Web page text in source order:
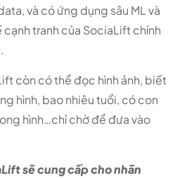
và có ứng dụng sâu ML và
cạnh tranh của SociaLift chính
còn có thể đọc hình ảnh, biết
hình, bao nhiêu tuổi, có con
hình…chỉ chờ để đưa vào
sẽ cung cấp cho nhãn